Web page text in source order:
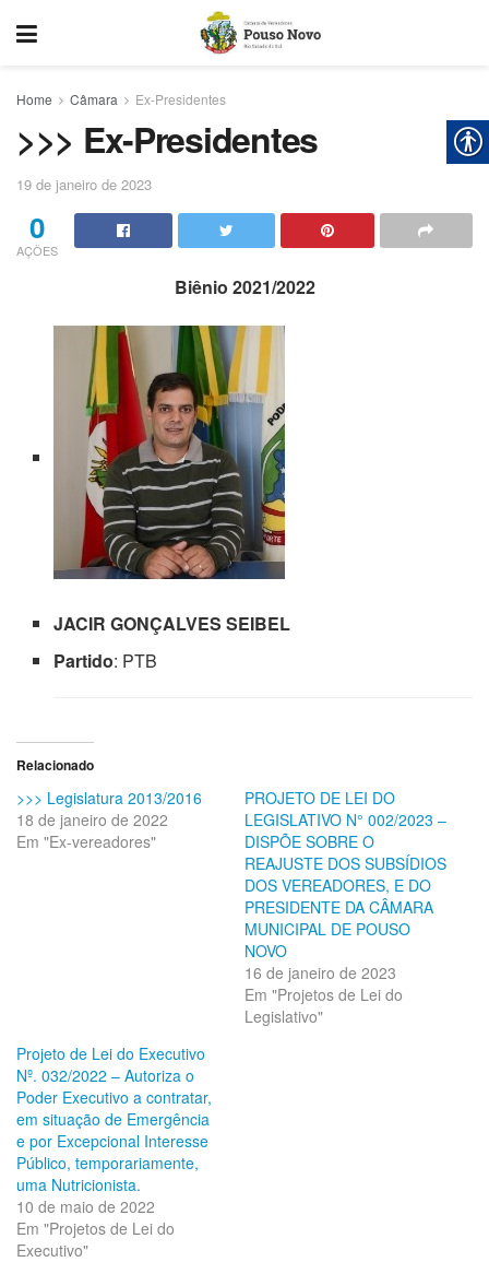
Home Câmara Ex-Presidentes
>>> Ex-Presidentes
19 de janeiro de 2023
0
AÇÕES
Biênio 2021/2022
JACIR GONÇALVES SEIBEL
Partido: PTB
Relacionado
>>> Legislatura 2013/2016
18 de janeiro de 2022
Em "Ex-vereadores"
PROJETO DE LEI DO
LEGISLATIVO N° 002/2023 –
DISPÕE SOBRE O
REAJUSTE DOS SUBSÍDIOS
DOS VEREADORES, E DO
PRESIDENTE DA CÂMARA
MUNICIPAL DE POUSO
NOVO
16 de janeiro de 2023
Em "Projetos de Lei do
Legislativo"
Projeto de Lei do Executivo
Nº. 032/2022 – Autoriza o
Poder Executivo a contratar,
em situação de Emergência
e por Excepcional Interesse
Público, temporariamente,
uma Nutricionista.
10 de maio de 2022
Em "Projetos de Lei do
Executivo"